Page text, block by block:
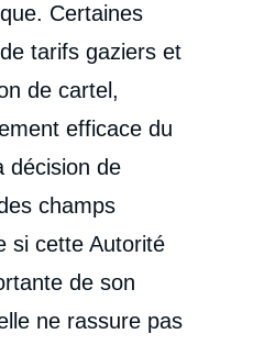
Certaines
tarifs gaziers et
de cartel,
efficace du
décision de
champs
si cette Autorité
de son
ne rassure pas
« Risques politiques et
: la gouvernance du gaz en Israël »,